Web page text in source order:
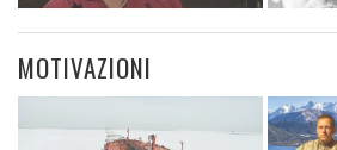
MOTIVAZIONI